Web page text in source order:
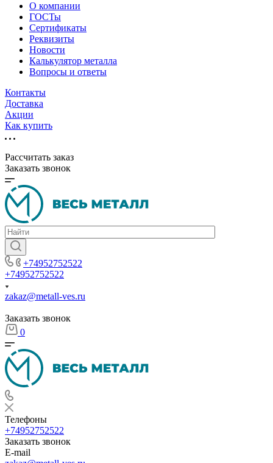
О компании
ГОСТы
Сертификаты
Реквизиты
Новости
Калькулятор металла
Вопросы и ответы
Контакты
Доставка
Акции
Как купить
Рассчитать заказ
Заказать звонок
+74952752522
+74952752522
zakaz@metall-ves.ru
Заказать звонок
0
Телефоны
+74952752522
Заказать звонок
E-mail